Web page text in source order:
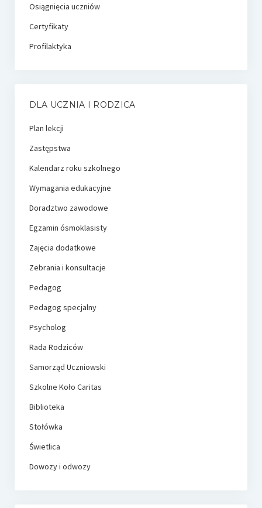
Osiągnięcia uczniów
Certyfikaty
Profilaktyka
DLA UCZNIA I RODZICA
Plan lekcji
Zastępstwa
Kalendarz roku szkolnego
Wymagania edukacyjne
Doradztwo zawodowe
Egzamin ósmoklasisty
Zajęcia dodatkowe
Zebrania i konsultacje
Pedagog
Pedagog specjalny
Psycholog
Rada Rodziców
Samorząd Uczniowski
Szkolne Koło Caritas
Biblioteka
Stołówka
Świetlica
Dowozy i odwozy